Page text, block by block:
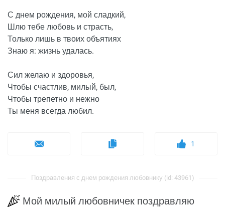
С днем рождения, мой сладкий,
Шлю тебе любовь и страсть,
Только лишь в твоих объятиях
Знаю я: жизнь удалась.
Сил желаю и здоровья,
Чтобы счастлив, милый, был,
Чтобы трепетно и нежно
Ты меня всегда любил.
1
Поздравления с днем рождения любовнику (id: 43961)
Мой милый любовничек поздравляю